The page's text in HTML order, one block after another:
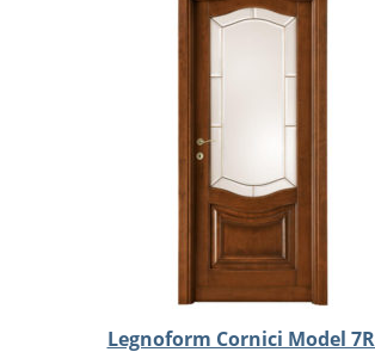
Legnoform Cornici Model